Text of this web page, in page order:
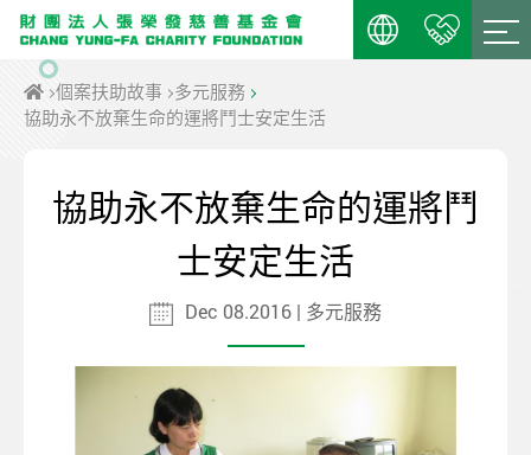
個案扶助故事 多元服務
協助永不放棄生命的運將鬥士安定生活
協助永不放棄生命的運將鬥
士安定生活
Dec 08.2016 | 多元服務